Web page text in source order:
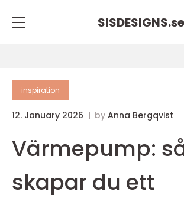
SISDESIGNS.se
inspiration
12. January 2026 by Anna Bergqvist
Värmepump:
skapar du ett